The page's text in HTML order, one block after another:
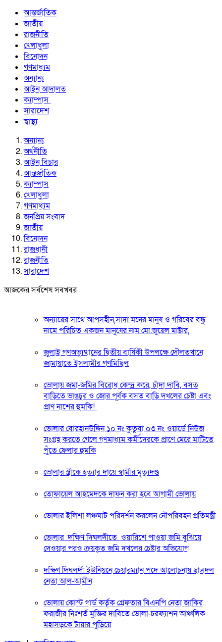
আন্তর্জাতিক
জাতীয়
রাজনীতি
খেলাধুলা
বিনোদন
গণমাধ্যম
অন্যান্য
আইন আদালত
ক্যাম্পাস
সারাদেশ
স্বাস্থ্য
অন্যান্য
অর্থনীতি
আইন বিচার
আন্তর্জাতিক
ক্যাম্পাস
খেলাধুলা
গণমাধ্যম
জনপ্রিয় সংবাদ
জাতীয়
বিনোদন
রাজধানী
রাজনীতি
সারাদেশ
আজকের সর্বশেষ সবখবর
অন্যায়ের সাথে আপসহীন,সাদা মনের মানুষ ও গরিবের বন্ধু
নামে পরিচিত একজন মানুষের নাম মো:জুয়েল মাষ্টার,
জুলাই গণঅভ্যুত্থানের দ্বিতীয় বার্ষিকী উপলক্ষে দৌলতখানে
জামায়াতে ইসলামীর গণমিছিল
ভোলায় জমা-জমির বিরোধ কেন্দ্র করে, চাঁদা দাবি, বসত
বাড়িতে ভাঙচুর ও জোর পূর্বক বসত বাড়ি দখলের চেষ্টা এবং
প্রাণ নাশের হুমকি! ‎
ভোলার বোরহানউদ্দিন ১০ নং কুতুবা ০৩ নং ওয়ার্ডে নিউজ
সংগ্রহ করতে গেলে গণমাধ্যম কর্মীদেরকে প্রাণে মেরে মাটিতে
পুঁতে ফেলার হুমকি
ভোলার স্ত্রীকে হত্যার দায়ে স্বামীর মৃত্যুদণ্ড
তোফায়েল আহমেদকে দাফন করা হবে আগামী ভোলায়
ভোলার ইলিশা লঞ্চঘাট পরিদর্শন করলেন নৌপরিবহন প্রতিমন্ত্রী
ভোলার দক্ষিণ দিঘলদীতে ওয়ারিশে পাওয়া জমি বুঝিয়ে
দেওয়ার পরও ক্রয়কৃত জমি দখলের চেষ্টার অভিযোগ
দক্ষিণ দিঘলদী ইউনিয়নে চেয়ারম্যান পদে আলোচনায় ছাত্রদল
নেতা আল-আমীন
ভোলায় কোস্ট গার্ড কর্তৃক গ্রেফতার বিএনপি নেতা জাকির
ফরাজীর নিঃশর্ত মুক্তির দাবিতে ভোলা-চরফ্যাশন আঞ্চলিক
মহাসড়কে টায়ার পুড়িয়ে